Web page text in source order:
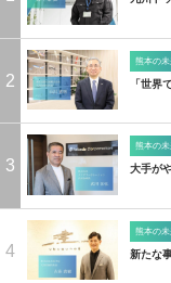
2
熊本の
「世界
3
熊本の
大手が
4
熊本の
新たな